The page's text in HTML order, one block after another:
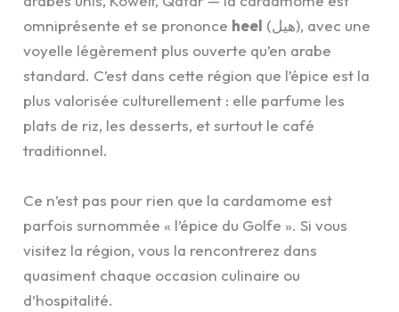
omniprésente et se prononce heel (هيل), avec une
voyelle légèrement plus ouverte qu’en arabe
standard. C’est dans cette région que l’épice est la
plus valorisée culturellement : elle parfume les
plats de riz, les desserts, et surtout le café
traditionnel.
Ce n’est pas pour rien que la cardamome est
parfois surnommée « l’épice du Golfe ». Si vous
visitez la région, vous la rencontrerez dans
quasiment chaque occasion culinaire ou
d’hospitalité.